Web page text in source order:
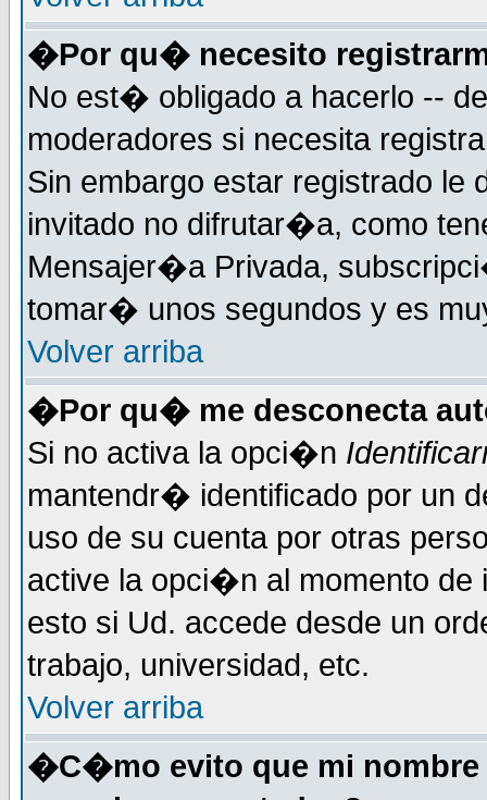
�Por qu� necesito
No est� obligado a hacerlo --
moderadores si necesita
Sin embargo estar registrado le
invitado no difrutar�a, como
Mensajer�a Privada,
tomar� unos segundos y es
Volver arriba
�Por qu� me desconecta
Si no activa la opci�n
mantendr� identificado por un
uso de su cuenta por otras
active la opci�n al momento de
esto si Ud. accede desde un
trabajo, universidad, etc.
Volver arriba
�C�mo evito que mi nombre